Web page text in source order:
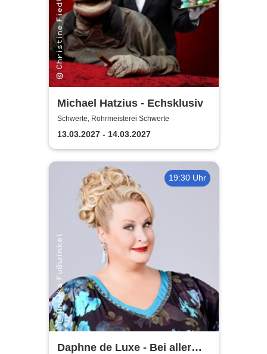
Michael Hatzius - Echsklusiv
Schwerte, Rohrmeisterei Schwerte
13.03.2027 - 14.03.2027
19:30 Uhr
Daphne de Luxe - Bei aller